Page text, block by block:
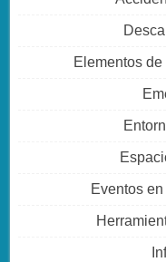
Elementos
Eventos